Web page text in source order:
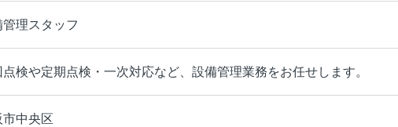
管理スタッフ
点検や定期点検・一次対応など、設備管理業務をお任せします。
市中央区